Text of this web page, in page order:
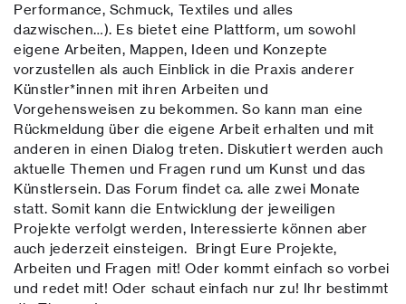
Performance, Schmuck, Textiles und alles
dazwischen…). Es bietet eine Plattform, um sowohl
eigene Arbeiten, Mappen, Ideen und Konzepte
vorzustellen als auch Einblick in die Praxis anderer
Künstler*innen mit ihren Arbeiten und
Vorgehensweisen zu bekommen. So kann man eine
Rückmeldung über die eigene Arbeit erhalten und mit
anderen in einen Dialog treten. Diskutiert werden auch
aktuelle Themen und Fragen rund um Kunst und das
Künstlersein. Das Forum findet ca. alle zwei Monate
statt. Somit kann die Entwicklung der jeweiligen
Projekte verfolgt werden, Interessierte können aber
auch jederzeit einsteigen. Bringt Eure Projekte,
Arbeiten und Fragen mit! Oder kommt einfach so vorbei
und redet mit! Oder schaut einfach nur zu! Ihr bestimmt